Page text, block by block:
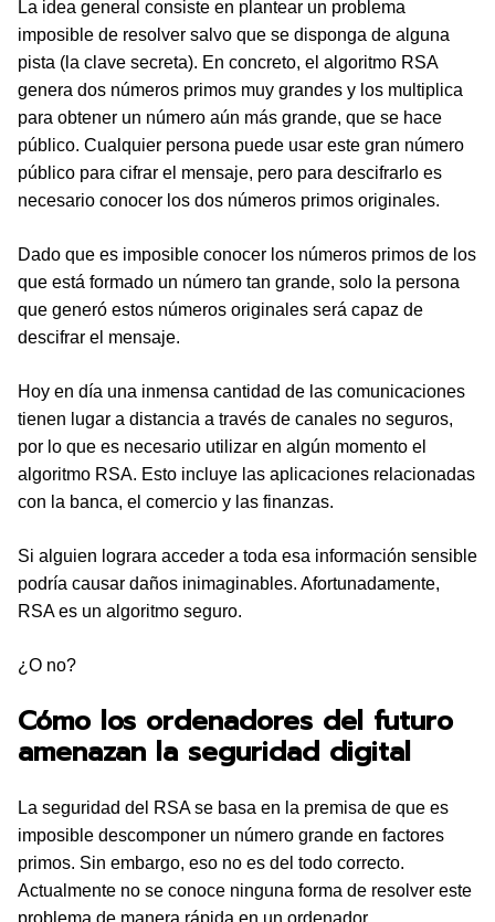
La idea general consiste en plantear un problema
imposible de resolver salvo que se disponga de alguna
pista (la clave secreta). En concreto, el algoritmo RSA
genera dos números primos muy grandes y los multiplica
para obtener un número aún más grande, que se hace
público. Cualquier persona puede usar este gran número
público para cifrar el mensaje, pero para descifrarlo es
necesario conocer los dos números primos originales.
Dado que es imposible conocer los números primos de los
que está formado un número tan grande, solo la persona
que generó estos números originales será capaz de
descifrar el mensaje.
Hoy en día una inmensa cantidad de las comunicaciones
tienen lugar a distancia a través de canales no seguros,
por lo que es necesario utilizar en algún momento el
algoritmo RSA. Esto incluye las aplicaciones relacionadas
con la banca, el comercio y las finanzas.
Si alguien lograra acceder a toda esa información sensible
podría causar daños inimaginables. Afortunadamente,
RSA es un algoritmo seguro.
¿O no?
Cómo los ordenadores del futuro
amenazan la seguridad digital
La seguridad del RSA se basa en la premisa de que es
imposible descomponer un número grande en factores
primos. Sin embargo, eso no es del todo correcto.
Actualmente no se conoce ninguna forma de resolver este
problema de manera rápida en un ordenador